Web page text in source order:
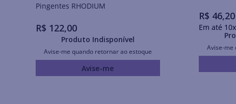
Pingentes RHODIUM
R$ 122,00
Produto Indisponível
Avise-me quando retornar ao estoque
Avise-me
R$ 46,20
Em até 10x
Avise-me